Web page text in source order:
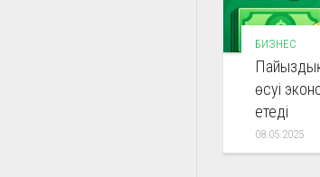
БИЗНЕС
өсуі
етеді
08.05.2025